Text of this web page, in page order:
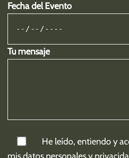
Fecha del Evento
Tu mensaje
He leído, entiendo y